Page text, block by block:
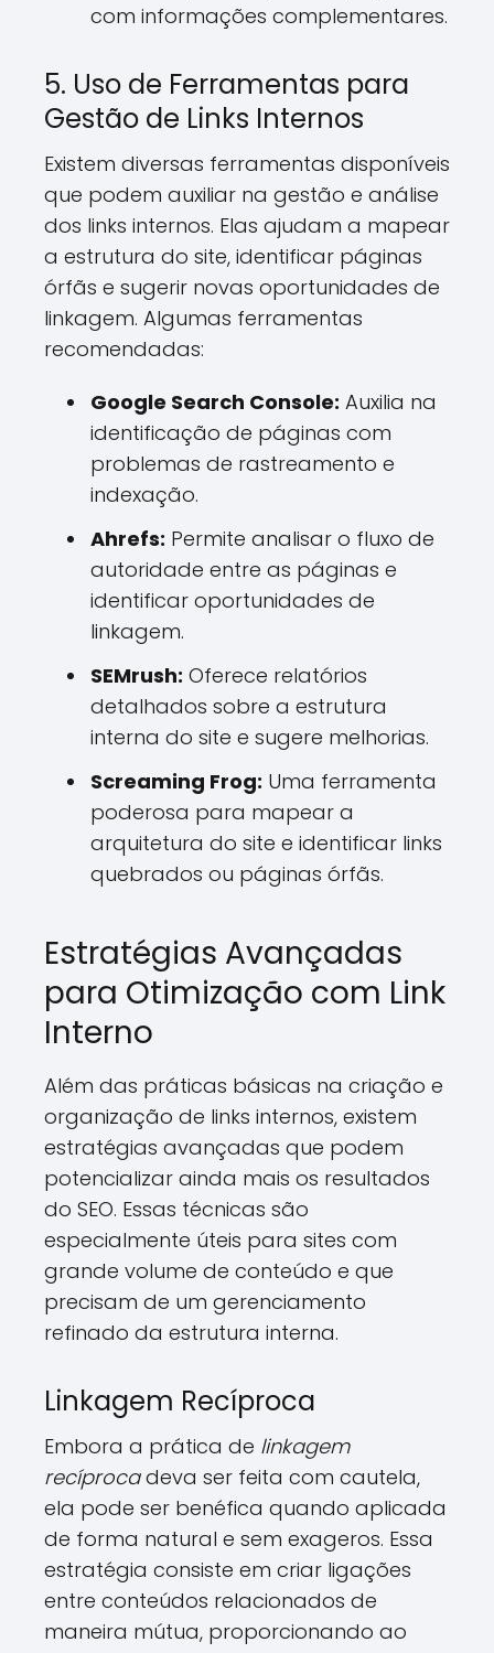
com informações complementares.
5. Uso de Ferramentas para
Gestão de Links Internos
Existem diversas ferramentas disponíveis
que podem auxiliar na gestão e análise
dos links internos. Elas ajudam a mapear
a estrutura do site, identificar páginas
órfãs e sugerir novas oportunidades de
linkagem. Algumas ferramentas
recomendadas:
Google Search Console: Auxilia na
identificação de páginas com
problemas de rastreamento e
indexação.
Ahrefs: Permite analisar o fluxo de
autoridade entre as páginas e
identificar oportunidades de
linkagem.
SEMrush: Oferece relatórios
detalhados sobre a estrutura
interna do site e sugere melhorias.
Screaming Frog: Uma ferramenta
poderosa para mapear a
arquitetura do site e identificar links
quebrados ou páginas órfãs.
Estratégias Avançadas
para Otimização com Link
Interno
Além das práticas básicas na criação e
organização de links internos, existem
estratégias avançadas que podem
potencializar ainda mais os resultados
do SEO. Essas técnicas são
especialmente úteis para sites com
grande volume de conteúdo e que
precisam de um gerenciamento
refinado da estrutura interna.
Linkagem Recíproca
Embora a prática de linkagem
recíprocadeva ser feita com cautela,
ela pode ser benéfica quando aplicada
de forma natural e sem exageros. Essa
estratégia consiste em criar ligações
entre conteúdos relacionados de
maneira mútua, proporcionando ao